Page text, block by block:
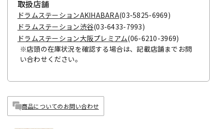
取扱店舗
ドラムステーションAKIHABARA(03-5825-6969)
ドラムステーション渋谷(03-6433-7993)
ドラムステーション大阪プレミアム(06-6210-3969)
※店頭の在庫状況を確認する場合は、記載店舗までお問
い合わせください。
商品についてのお問い合わせ